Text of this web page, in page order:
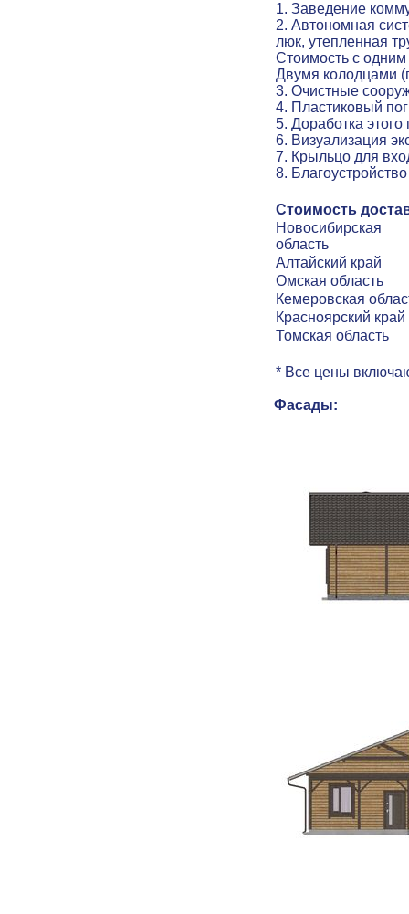
1. Заведение
2. Автономная
люк, утепленная
Стоимость с
Двумя колодцами
3. Очистные
4. Пластиковый
5. Доработка этого
6. Визуализация
7. Крыльцо для
8.
Стоимость
Новосибирская
область
Алтайский край
Омская область
Кемеровская
Красноярский край
Томская область
* Все цены
Фасады: